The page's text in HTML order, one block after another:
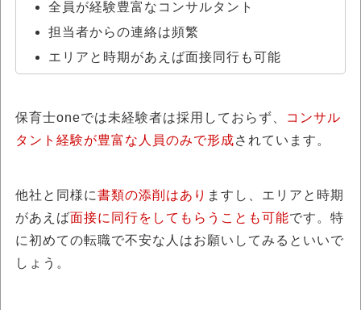
全員が経験豊富なコンサルタント
担当者からの連絡は頻繁
エリアと時期があえば面接同行も可能
保育士oneでは未経験者は採用しておらず、
コンサル
タント経験が豊富な人員のみで形成されています。
他社と同様に書類の添削はあり ますし、エリアと時期
があえば面接に同行をしてもらうことも可能です。特
に初めての転職で不安な人はお願いしてみるといいで
しょう。